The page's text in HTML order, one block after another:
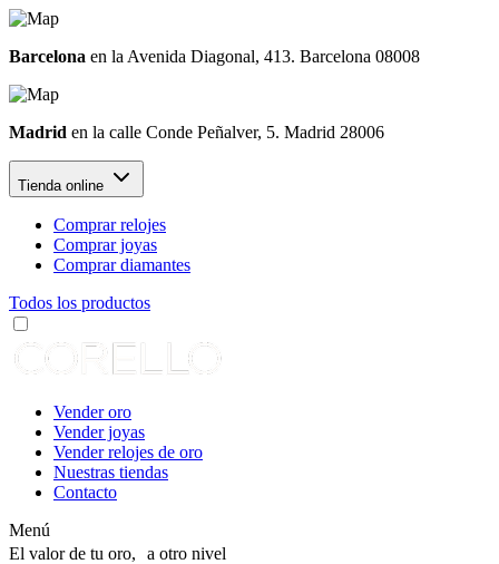
Barcelona en la Avenida Diagonal, 413. Barcelona 08008
Madrid en la calle Conde Peñalver, 5. Madrid 28006
Tienda online
Comprar relojes
Comprar joyas
Comprar diamantes
Todos los productos
Vender oro
Vender joyas
Vender relojes de oro
Nuestras tiendas
Contacto
Menú
El valor de tu oro, a otro nivel